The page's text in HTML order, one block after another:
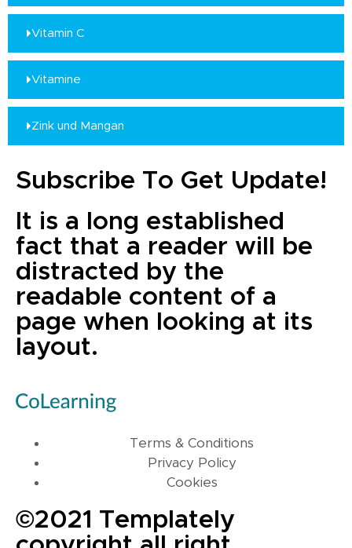
Vitamin C
Vitamine
Zink und Mangan
Subscribe To Get Update!
It is a long established
fact that a reader will be
distracted by the
readable content of a
page when looking at its
layout.
Terms & Conditions
Privacy Policy
Cookies
©2021 Templately